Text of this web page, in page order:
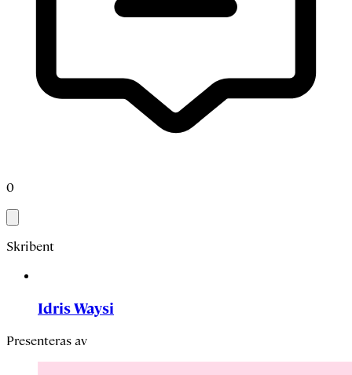
0
Skribent
Idris Waysi
Presenteras av